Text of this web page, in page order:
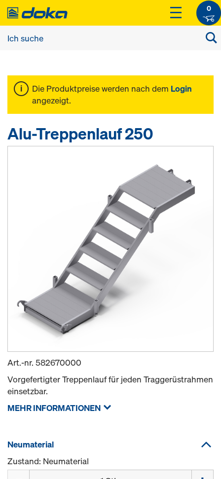
0
Die Produktpreise werden nach dem Login
angezeigt.
Alu-Treppenlauf 250
Art.-nr. 582670000
Vorgefertigter Treppenlauf für jeden Traggerüstrahmen
einsetzbar.
MEHR INFORMATIONEN
Neumaterial
Zustand: Neumaterial